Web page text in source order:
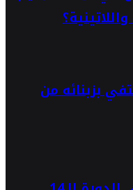
بزبنائه من